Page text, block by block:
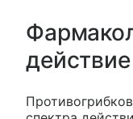
действие